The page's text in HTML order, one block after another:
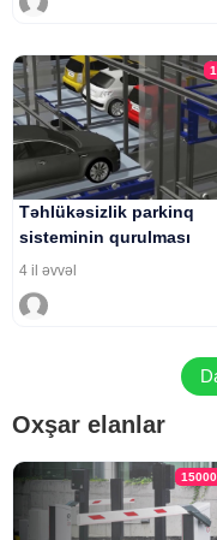
Təhlükəsizlik parkinq
sisteminin qurulması
4 il əvvəl
Oxşar elanlar